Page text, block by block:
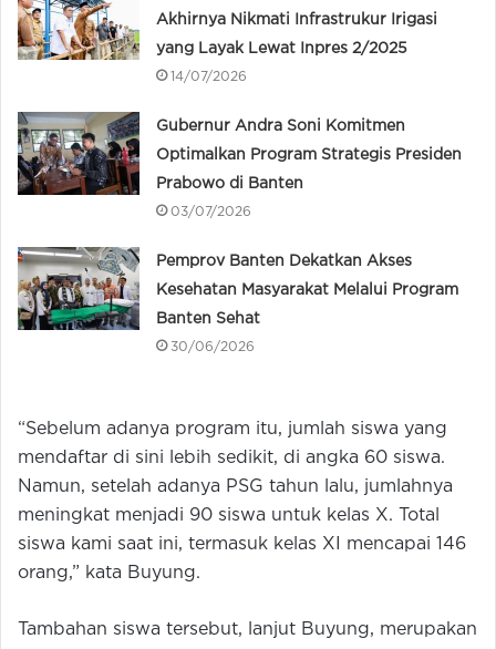
Akhirnya Nikmati Infrastrukur Irigasi
yang Layak Lewat Inpres 2/2025
14/07/2026
Gubernur Andra Soni Komitmen
Optimalkan Program Strategis Presiden
Prabowo di Banten
03/07/2026
Pemprov Banten Dekatkan Akses
Kesehatan Masyarakat Melalui Program
Banten Sehat
30/06/2026
“Sebelum adanya program itu, jumlah siswa yang
mendaftar di sini lebih sedikit, di angka 60 siswa.
Namun, setelah adanya PSG tahun lalu, jumlahnya
meningkat menjadi 90 siswa untuk kelas X. Total
siswa kami saat ini, termasuk kelas XI mencapai 146
orang,” kata Buyung.
Tambahan siswa tersebut, lanjut Buyung, merupakan